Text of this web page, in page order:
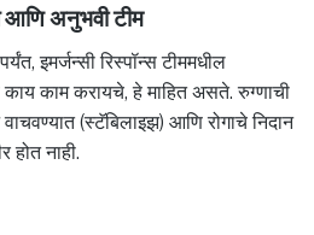
आणि अनुभवी टीम
इमर्जन्सी रिस्पॉन्स टीममधील
काम करायचे, हे माहित असते. रुग्णाची
(स्टॅबिलाइझ) आणि रोगाचे निदान
नाही.